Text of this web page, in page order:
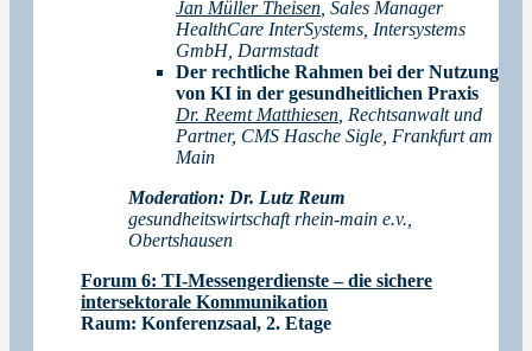
Jan Müller Theisen , Sales Manager
HealthCare InterSystems, Intersystems
GmbH, Darmstadt
Der rechtliche Rahmen bei der Nutzung
von KI in der gesundheitlichen Praxis
Dr. Reemt Matthiesen , Rechtsanwalt und
Partner, CMS Hasche Sigle, Frankfurt am
Main
Moderation: Dr. Lutz Reum
gesundheitswirtschaft rhein-main e.v.,
Obertshausen
Forum 6: TI-Messengerdienste – die sichere
intersektorale Kommunikation
Raum: Konferenzsaal, 2. Etage